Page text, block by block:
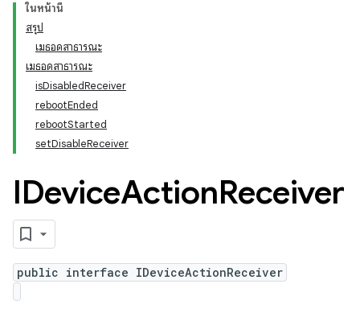
ในหน้านี้
สรุป
เมธอดสาธารณะ
เมธอดสาธารณะ
isDisabledReceiver
rebootEnded
rebootStarted
setDisableReceiver
IDeviceActionReceiver
public interface IDeviceActionReceiver